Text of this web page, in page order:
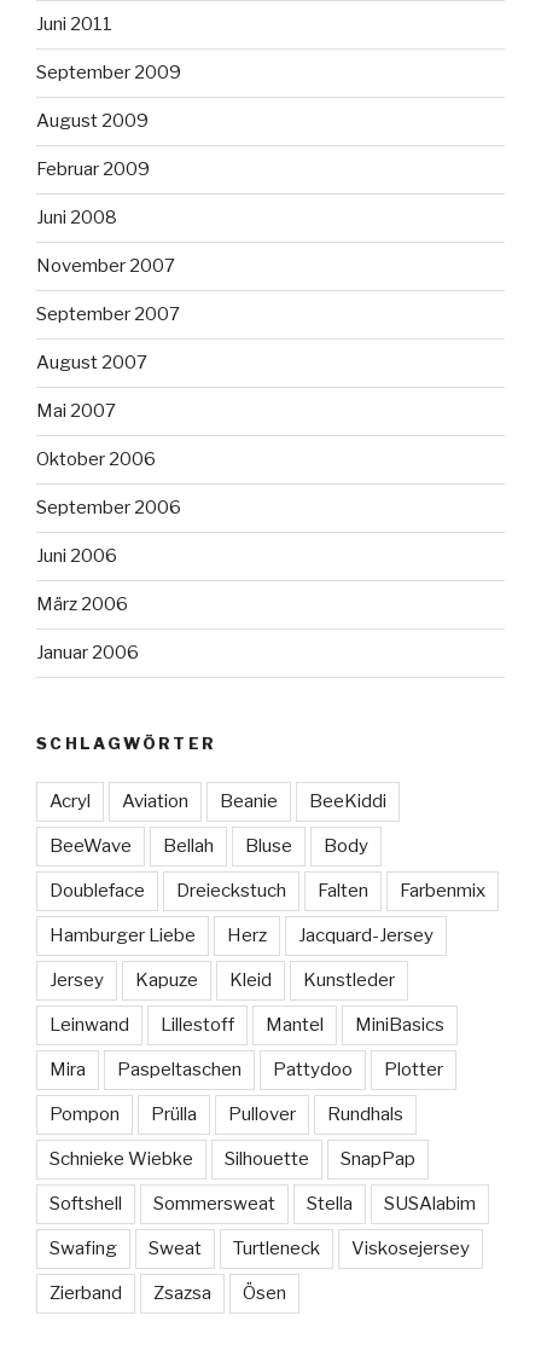
Juni 2011
September 2009
August 2009
Februar 2009
Juni 2008
November 2007
September 2007
August 2007
Mai 2007
Oktober 2006
September 2006
Juni 2006
März 2006
Januar 2006
SCHLAGWÖRTER
Acryl Aviation Beanie BeeKiddi
BeeWave Bellah Bluse Body
Doubleface Dreieckstuch Falten Farbenmix
Hamburger Liebe Herz Jacquard-Jersey
Jersey Kapuze Kleid Kunstleder
Leinwand Lillestoff Mantel MiniBasics
Mira Paspeltaschen Pattydoo Plotter
Pompon Prülla Pullover Rundhals
Schnieke Wiebke Silhouette SnapPap
Softshell Sommersweat Stella SUSAlabim
Swafing Sweat Turtleneck Viskosejersey
Zierband Zsazsa Ösen